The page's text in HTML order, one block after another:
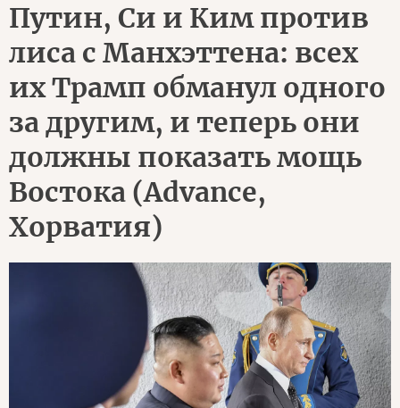
Путин, Си и Ким против
лиса с Манхэттена: всех
их Трамп обманул одного
за другим, и теперь они
должны показать мощь
Востока (Advance,
Хорватия)